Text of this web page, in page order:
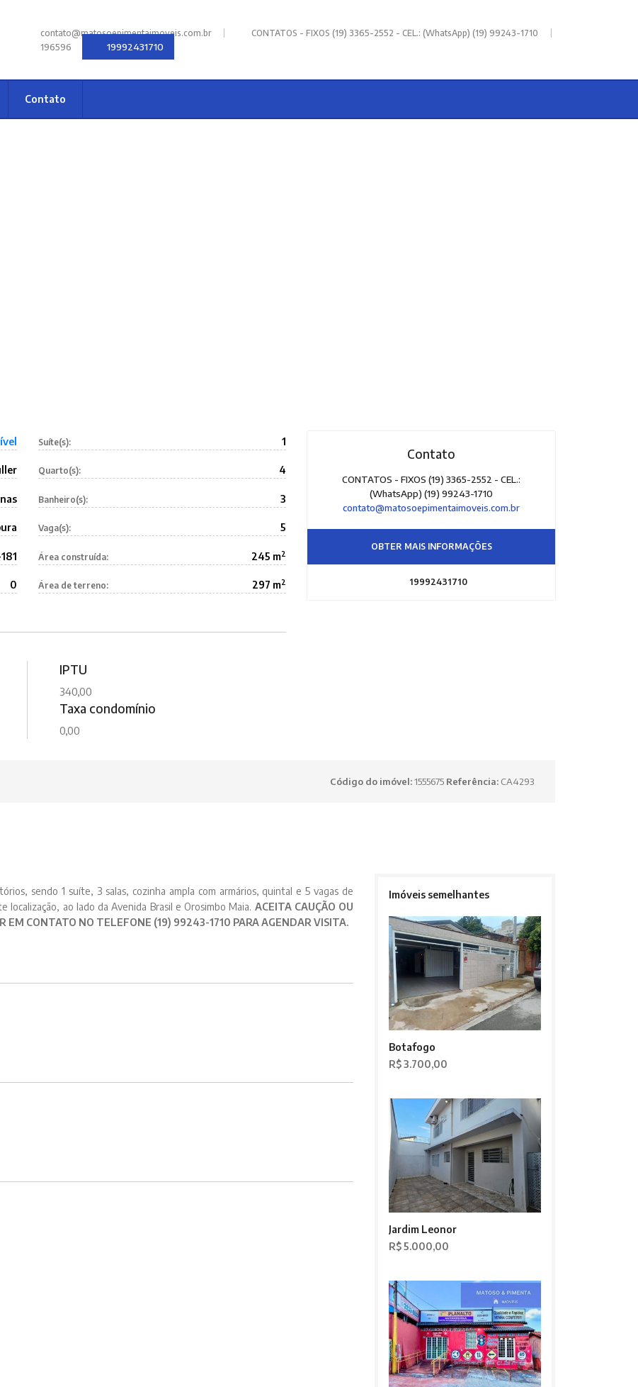
contato@matosoepimentaimoveis.com.br | CONTATOS - FIXOS (19) 3365-2552 - CEL.: (WhatsApp) (19) 99243-1710 |
196596 19992431710
Contato
0
Suíte(s): 1
Quarto(s): 4
Banheiro(s): 3
Vaga(s): 5
Área construída: 245 m2
Área de terreno: 297 m2
IPTU
340,00
Taxa condomínio
0,00
Contato
CONTATOS - FIXOS (19) 3365-2552 - CEL.:
(WhatsApp) (19) 99243-1710
contato@matosoepimentaimoveis.com.br
OBTER MAIS INFORMAÇÕES
19992431710
Código do imóvel:1555675 Referência: CA4293
sendo 1 suíte, 3 salas, cozinha ampla com armários, quintal e 5 vagas de
localização, ao lado da Avenida Brasil e Orosimbo Maia. ACEITA CAUÇÃO OU
EM CONTATO NO TELEFONE (19) 99243-1710 PARA AGENDAR VISITA.
Imóveis semelhantes
Botafogo
R$ 3.700,00
Jardim Leonor
R$ 5.000,00